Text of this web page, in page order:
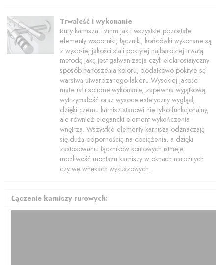
Trwałość i wykonanie
Rury karnisza 19mm jak i wszystkie pozostałe
elementy wsporniki, łączniki, końcówki wykonane są
z wysokiej jakości stali pokrytej najbardziej trwałą
metodą jaką jest galwanizacja czyli elektrostatyczny
sposób nanoszenia koloru, dodatkowo pokryte są
warstwą utwardzanego lakieru.Wysokiej jakości
materiał i solidne wykonanie, zapewnia wyjątkową
wytrzymałość oraz wysoce estetyczny wygląd,
dzięki czemu karnisz stanowi nie tylko funkcjonalny,
ale również elegancki element wykończenia
wnętrza. Wszystkie elementy karnisza odznaczają
się dużą odpornością na obciążenia, a dzięki
zastosowaniu łączników kontowych istnieje
możliwość montażu karniszy w oknach narożnych
czy we wnękach wykuszowych.
Łączenie karniszy rurowych: